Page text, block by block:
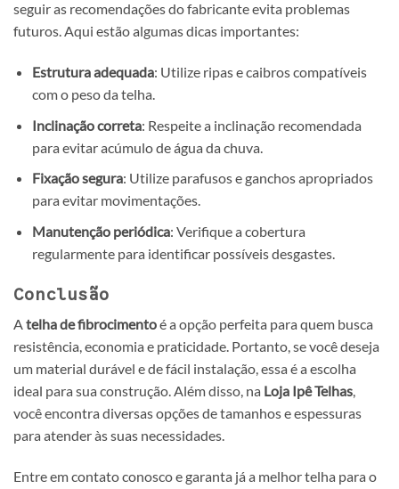
seguir as recomendações do fabricante evita problemas
futuros. Aqui estão algumas dicas importantes:
Estrutura adequada: Utilize ripas e caibros compatíveis
com o peso da telha.
Inclinação correta: Respeite a inclinação recomendada
para evitar acúmulo de água da chuva.
Fixação segura: Utilize parafusos e ganchos apropriados
para evitar movimentações.
Manutenção periódica: Verifique a cobertura
regularmente para identificar possíveis desgastes.
Conclusão
Atelha de fibrocimentoé a opção perfeita para quem busca
resistência, economia e praticidade. Portanto, se você deseja
um material durável e de fácil instalação, essa é a escolha
ideal para sua construção. Além disso, na Loja Ipê Telhas,
você encontra diversas opções de tamanhos e espessuras
para atender às suas necessidades.
Entre em contato conosco e garanta já a melhor telha para o